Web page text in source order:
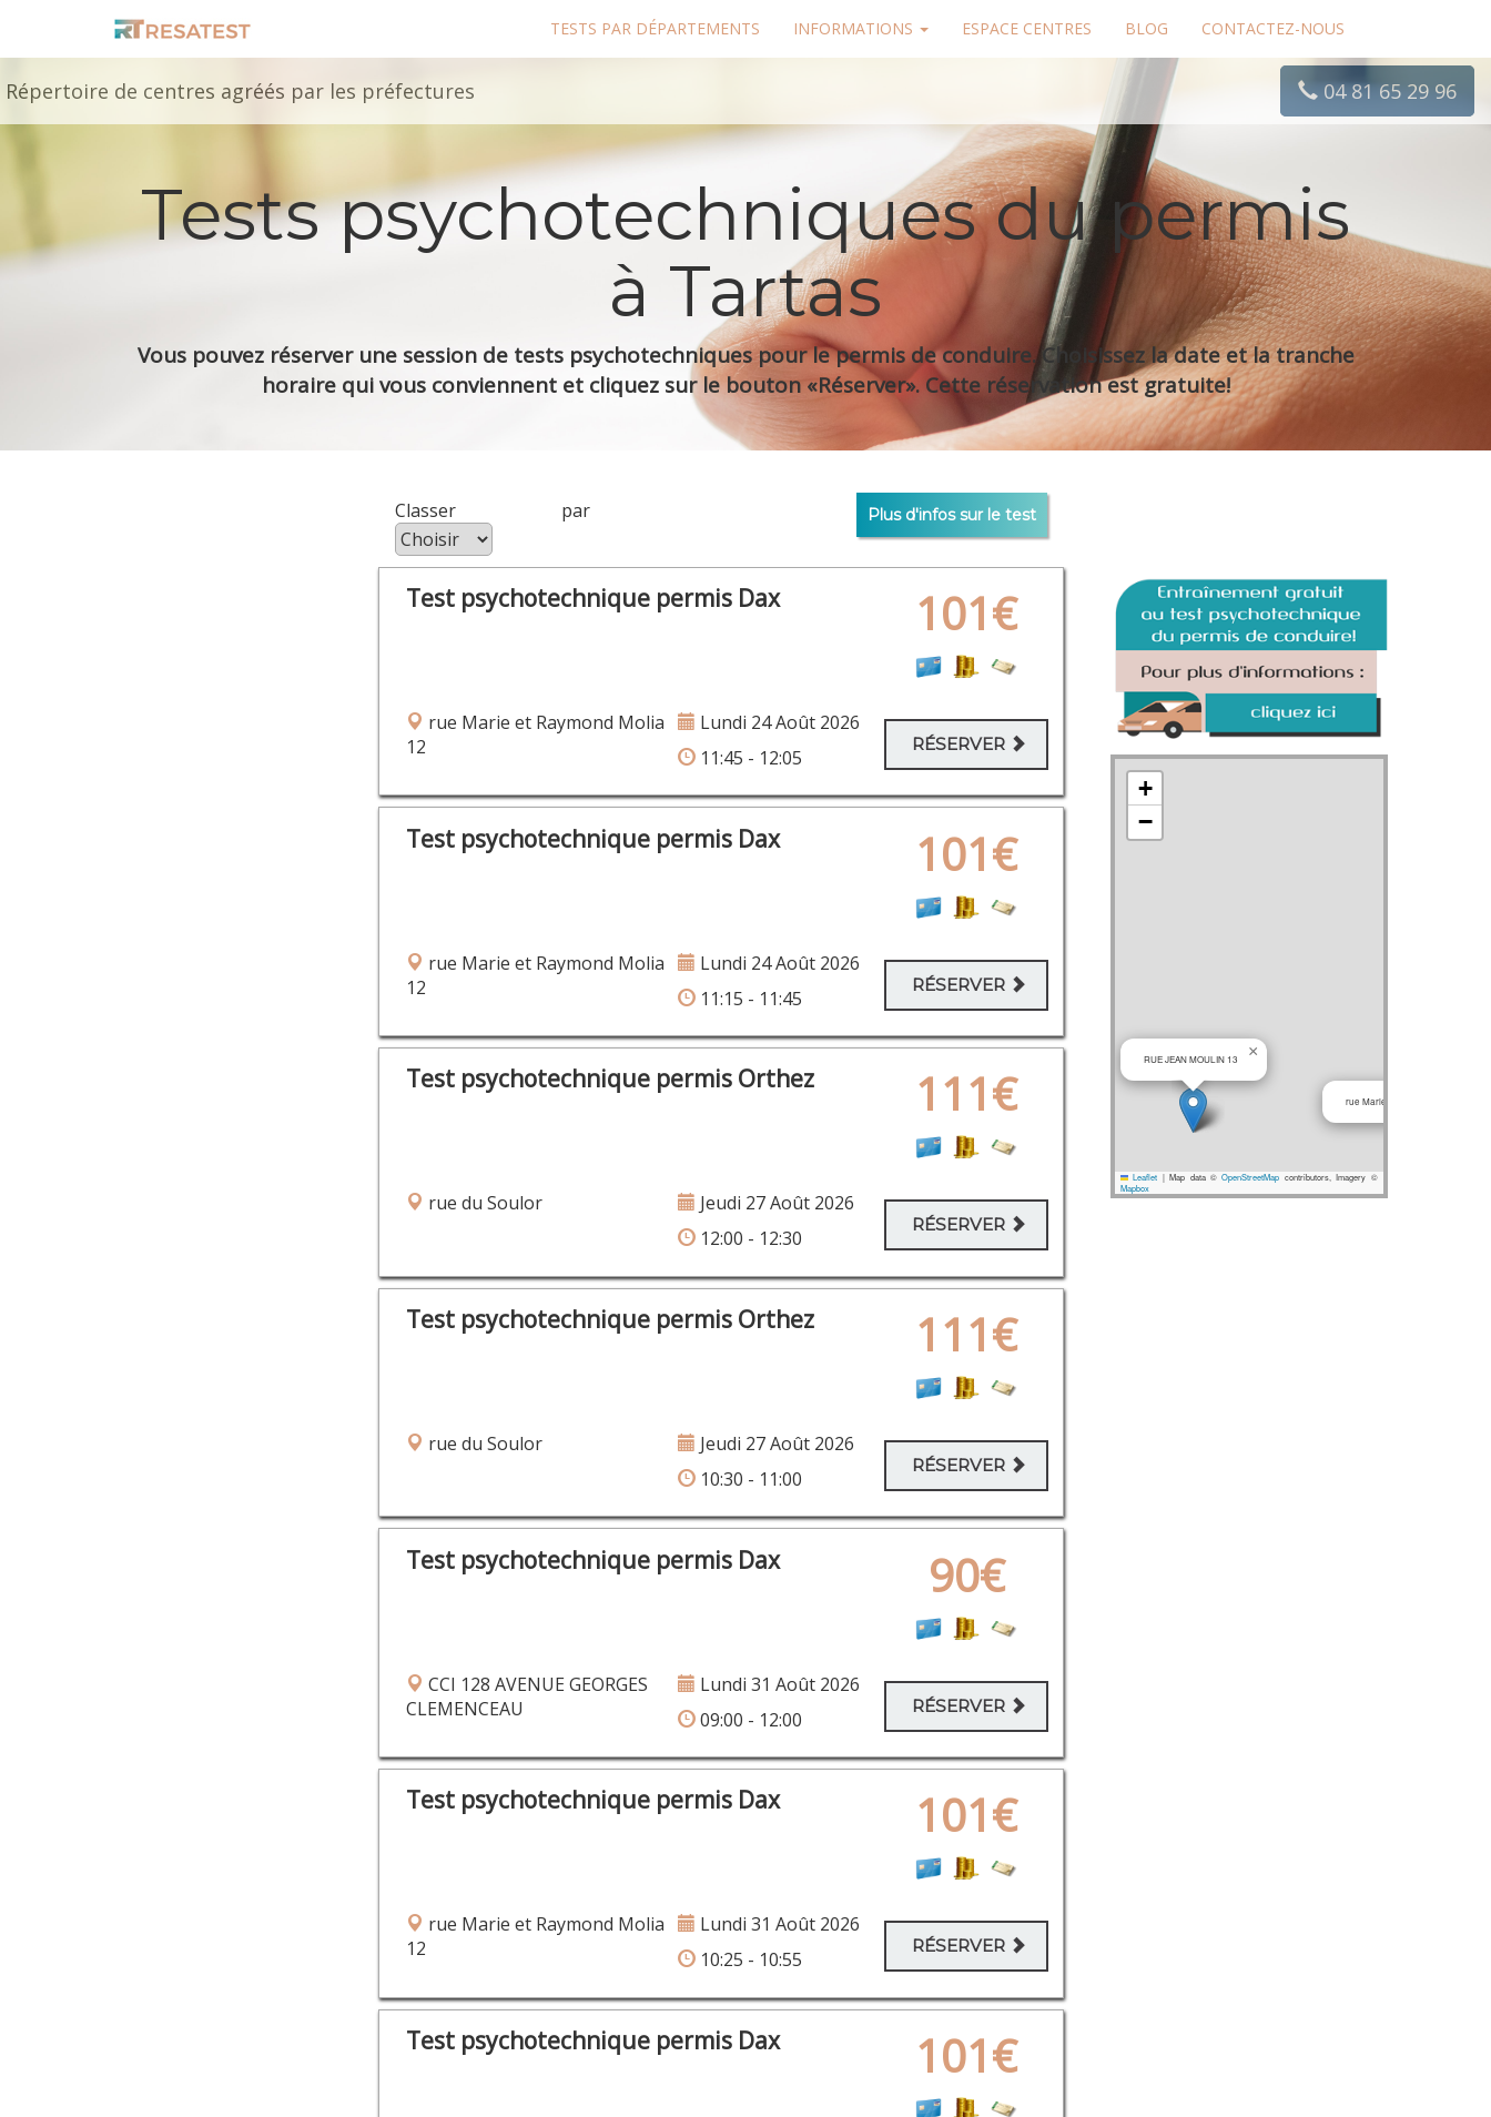
TESTS PAR DÉPARTEMENTS INFORMATIONS ESPACE CENTRES BLOG CONTACTEZ-NOUS
Répertoire de centres agréés par les préfectures 04 81 65 29 96
Tests psychotechniques du permis
à Tartas
Vous pouvez réserver une session de tests psychotechniques pour le permis de conduire. Choisissez la date et la tranche
horaire qui vous conviennent et cliquez sur le bouton «Réserver». Cette réservation est gratuite!
Classer par Plus d'infos sur le test
Test psychotechnique permis Dax
rue Marie et Raymond Molia
12
Lundi 24 Août 2026
11:45 - 12:05
101€
RÉSERVER
Test psychotechnique permis Dax
rue Marie et Raymond Molia
12
Lundi 24 Août 2026
11:15 - 11:45
101€
RÉSERVER
Test psychotechnique permis Orthez
rue du Soulor
Jeudi 27 Août 2026
12:00 - 12:30
111€
RÉSERVER
Test psychotechnique permis Orthez
rue du Soulor
Jeudi 27 Août 2026
10:30 - 11:00
111€
RÉSERVER
Test psychotechnique permis Dax
CCI 128 AVENUE GEORGES
CLEMENCEAU
Lundi 31 Août 2026
09:00 - 12:00
90€
RÉSERVER
Test psychotechnique permis Dax
rue Marie et Raymond Molia
12
Lundi 31 Août 2026
10:25 - 10:55
101€
RÉSERVER
Test psychotechnique permis Dax 101€
rue Marie et Raymond Molia 12
RUE JEAN MOULIN 13 ×
+
−
Leaflet |Map data ©OpenStreetMap contributors, Imagery ©
Mapbox